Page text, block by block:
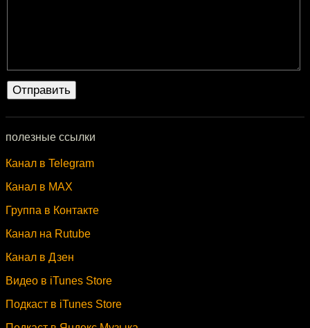
полезные ссылки
Канал в Telegram
Канал в MAX
Группа в Контакте
Канал на Rutube
Канал в Дзен
Видео в iTunes Store
Подкаст в iTunes Store